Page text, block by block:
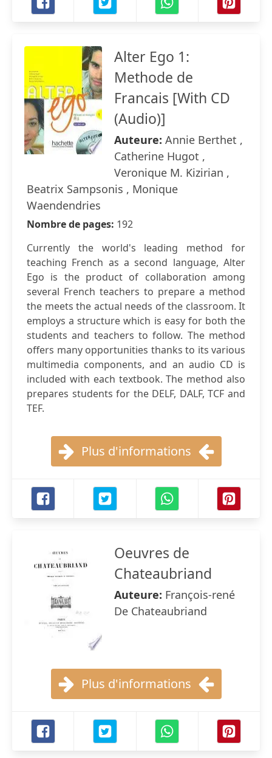
Alter Ego 1:
Methode de
Francais [With CD
(Audio)]
Auteure: Annie Berthet ,
Catherine Hugot ,
Veronique M. Kizirian ,
Beatrix Sampsonis , Monique
Waendendries
Nombre de pages: 192
Currently the world's leading method for
teaching French as a second language, Alter
Ego is the product of collaboration among
several French teachers to prepare a method
the meets the actual needs of the classroom. It
employs a structure which is easy for both the
students and teachers to follow. The method
offers many opportunities thanks to its various
multimedia components, and an audio CD is
included with each textbook. The method also
prepares students for the DELF, DALF, TCF and
TEF.
Plus d'informations
Oeuvres de
Chateaubriand
Auteure: François-rené
De Chateaubriand
Plus d'informations